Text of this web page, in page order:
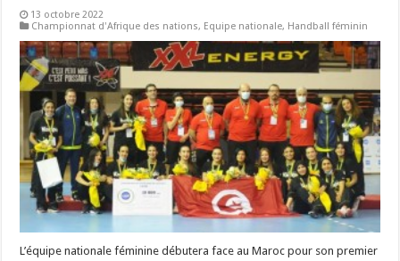
13 octobre 2022
Championnat d'Afrique des nations, Equipe nationale, Handball féminin
L’équipe nationale féminine débutera face au Maroc pour son premier